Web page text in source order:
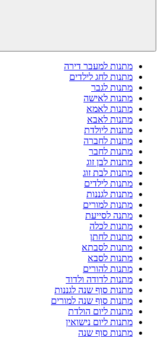
מתנות למעבר דירה
מתנות לחג לילדים
מתנות לגבר
מתנות לאישה
מתנות לאמא
מתנות לאבא
מתנות ליולדת
מתנות לחברה
מתנות לחבר
מתנות לבן זוג
מתנות לבת זוג
מתנות לילדים
מתנות לגננות
מתנות למורים
מתנה לסייעת
מתנות לכלה
מתנות לחתן
מתנות לסבתא
מתנות לסבא
מתנות להורים
מתנות לדודה ולדוד
מתנות סוף שנה לגננות
מתנות סוף שנה למורים
מתנות ליום הולדת
מתנות ליום נישואין
מתנות סוף שנה